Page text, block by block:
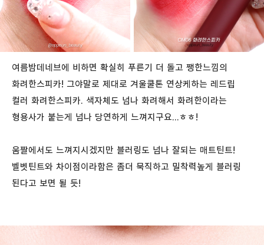
여름밤데네브에 비하면 확실히 푸른기 더 돌고 쨍한느낌의
화려한스피카! 그야말로 제대로 겨울쿨톤 연상케하는 레드립
컬러 화려한스피카. 색자체도 넘나 화려해서 화려한이라는
형용사가 붙는게 넘나 당연하게 느껴지구요...ㅎㅎ!
움짤에서도 느껴지시겠지만 블러링도 넘나 잘되는 매트틴트!
벨벳틴트와 차이점이라함은 좀더 묵직하고 밀착력높게 블러링
된다고 보면 될 듯!